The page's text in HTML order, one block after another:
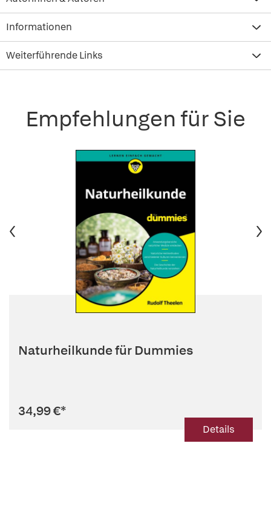
Informationen
Weiterführende Links
Empfehlungen für Sie
Naturheilkunde für Dummies
34,99 €*
Details